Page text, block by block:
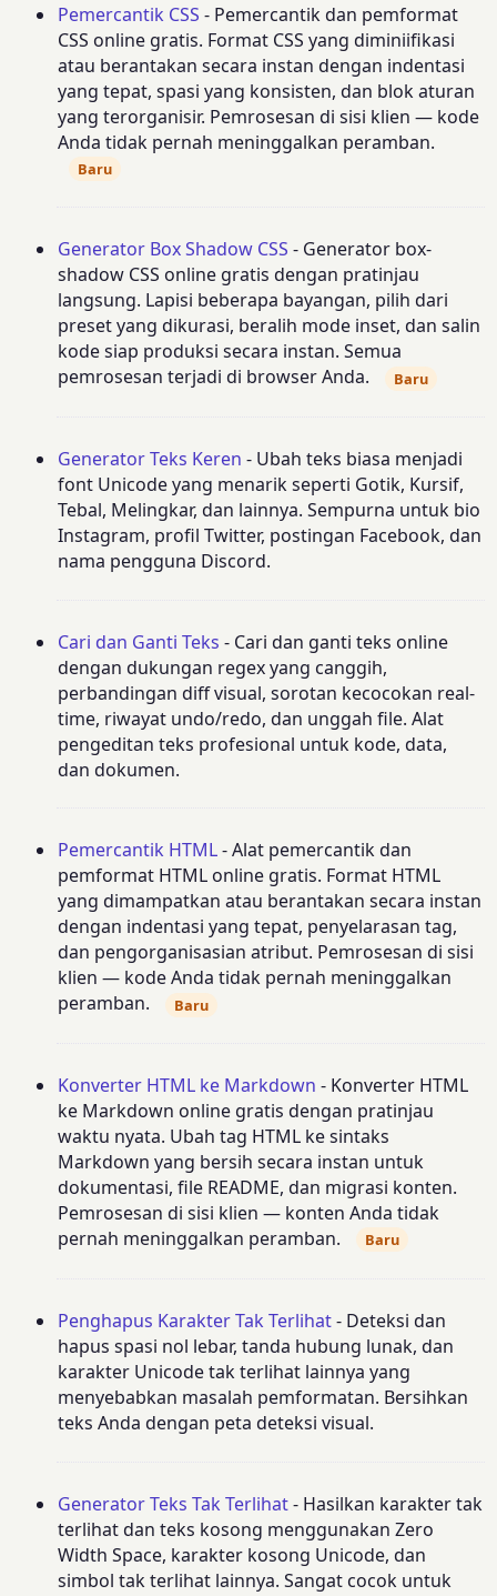
Pemercantik CSS - Pemercantik dan pemformat
CSS online gratis. Format CSS yang diminiifikasi
atau berantakan secara instan dengan indentasi
yang tepat, spasi yang konsisten, dan blok aturan
yang terorganisir. Pemrosesan di sisi klien — kode
Anda tidak pernah meninggalkan peramban.
Baru
Generator Box Shadow CSS - Generator box-
shadow CSS online gratis dengan pratinjau
langsung. Lapisi beberapa bayangan, pilih dari
preset yang dikurasi, beralih mode inset, dan salin
kode siap produksi secara instan. Semua
pemrosesan terjadi di browser Anda.
Baru
Generator Teks Keren - Ubah teks biasa menjadi
font Unicode yang menarik seperti Gotik, Kursif,
Tebal, Melingkar, dan lainnya. Sempurna untuk bio
Instagram, profil Twitter, postingan Facebook, dan
nama pengguna Discord.
Cari dan Ganti Teks - Cari dan ganti teks online
dengan dukungan regex yang canggih,
perbandingan diff visual, sorotan kecocokan real-
time, riwayat undo/redo, dan unggah file. Alat
pengeditan teks profesional untuk kode, data,
dan dokumen.
Pemercantik HTML- Alat pemercantik dan
pemformat HTML online gratis. Format HTML
yang dimampatkan atau berantakan secara instan
dengan indentasi yang tepat, penyelarasan tag,
dan pengorganisasian atribut. Pemrosesan di sisi
klien — kode Anda tidak pernah meninggalkan
peramban.
Baru
Konverter HTML ke Markdown - Konverter HTML
ke Markdown online gratis dengan pratinjau
waktu nyata. Ubah tag HTML ke sintaks
Markdown yang bersih secara instan untuk
dokumentasi, file README, dan migrasi konten.
Pemrosesan di sisi klien — konten Anda tidak
pernah meninggalkan peramban.
Baru
Penghapus Karakter Tak Terlihat- Deteksi dan
hapus spasi nol lebar, tanda hubung lunak, dan
karakter Unicode tak terlihat lainnya yang
menyebabkan masalah pemformatan. Bersihkan
teks Anda dengan peta deteksi visual.
Generator Teks Tak Terlihat- Hasilkan karakter tak
terlihat dan teks kosong menggunakan Zero
Width Space, karakter kosong Unicode, dan
simbol tak terlihat lainnya. Sangat cocok untuk